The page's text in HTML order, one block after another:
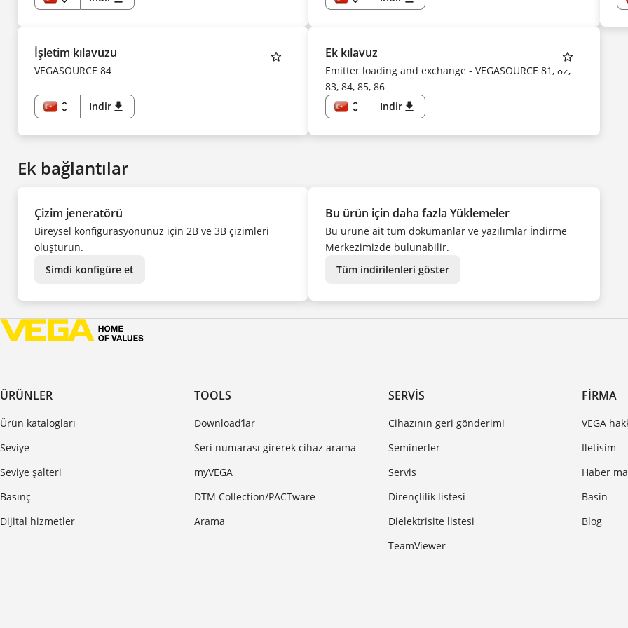
TR
CS
DA
ES
FI
HU
IT
KK
NL
PT
SV
UK
TR
CS
DA
ES
FI
FR
HU
IT
KK
NL
İşletim kılavuzu
VEGASOURCE 84
unfold_more
TR
DA
ES
FI
KK
KO
NL
PL
SV
UK
Indir download
Ek kılavuz
Emitter loading and exchange - VEGASOURCE 81, 82,
83, 84, 85, 86
unfold_more
TR
NL
PL
PT
SV
Indir download
Ek bağlantılar
Çizim jeneratörü
Bireysel konfigürasyonunuz için 2B ve 3B çizimleri
oluşturun.
Simdi konfigüre et
Bu ürün için daha fazla Yüklemeler
Bu ürüne ait tüm dökümanlar ve yazılımlar İndirme
Merkezimizde bulunabilir.
Tüm indirilenleri göster
ÜRÜNLER
Ürün katalogları
Seviye
Seviye şalteri
Basınç
Dijital hizmetler
TOOLS
Download’lar
Seri numarası girerek cihaz arama
myVEGA
DTM Collection/PACTware
Arama
SERVIS
Cihazının geri gönderimi
Seminerler
Servis
Dirençlilik listesi
Dielektrisite listesi
TeamViewer
FIRMA
VEGA
Iletisim
Haber
Basin
Blog